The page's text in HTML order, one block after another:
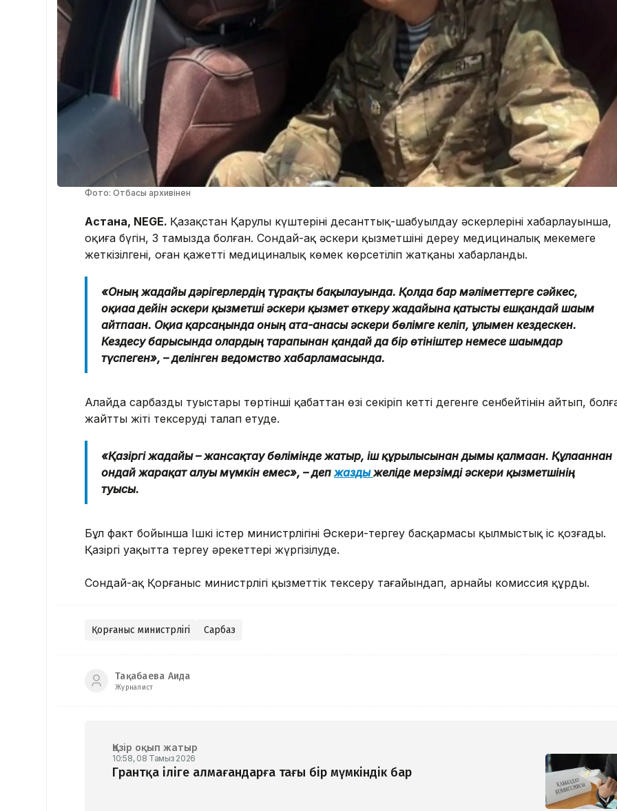
Фото: Отбасы архивінен
Астана, NEGE. Қазақстан Қарулы күштерінің десанттық-шабуылдау әскерлерінің хабарлауынша,
оқиға бүгін, 3 тамызда болған. Сондай-ақ әскери қызметшінің дереу медициналық мекемеге
жеткізілгені, оған қажетті медициналық көмек көрсетіліп жатқаны хабарланды.
«Оның жағдайы дәрігерлердің тұрақты бақылауында. Қолда бар мәліметтерге сәйкес,
оқиғаға дейін әскери қызметші әскери қызмет өткеру жағдайына қатысты ешқандай шағым
айтпаған. Оқиға қарсаңында оның ата-анасы әскери бөлімге келіп, ұлымен кездескен.
Кездесу барысында олардың тарапынан қандай да бір өтініштер немесе шағымдар
түспеген», – делінген ведомство хабарламасында.
Алайда сарбаздың туыстары төртінші қабаттан өзі секіріп кетті дегенге сенбейтінін айтып,
жайтты жіті тексеруді талап етуде.
«Қазіргі жағдайы – жансақтау бөлімінде жатыр, іш құрылысынан дымы қалмаған. Құлағаннан
ондай жарақат алуы мүмкін емес», – депжаздыжеліде мерзімді әскери қызметшінің
туысы.
Бұл факт бойынша Ішкі істер министрлігінің Әскери-тергеу басқармасы қылмыстық іс қозғады.
Қазіргі уақытта тергеу әрекеттері жүргізілуде.
Сондай-ақ Қорғаныс министрлігі қызметтік тексеру тағайындап, арнайы комиссия құрды.
Қорғаныс министрлігі Сарбаз
Тақабаева Аида
Журналист
Қазір оқып жатыр
10:58, 08 Тамыз 2026
Грантқа іліге алмағандарға тағы бір мүмкіндік бар